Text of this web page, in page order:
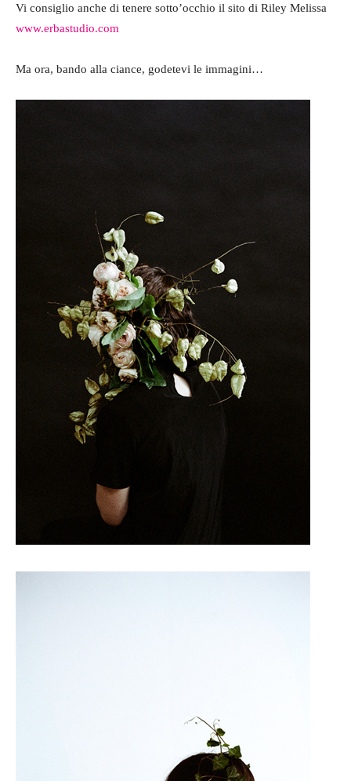
Vi consiglio anche di tenere sotto’occhio il sito di Riley Melissa
www.erbastudio.com
Ma ora, bando alla ciance, godetevi le immagini…